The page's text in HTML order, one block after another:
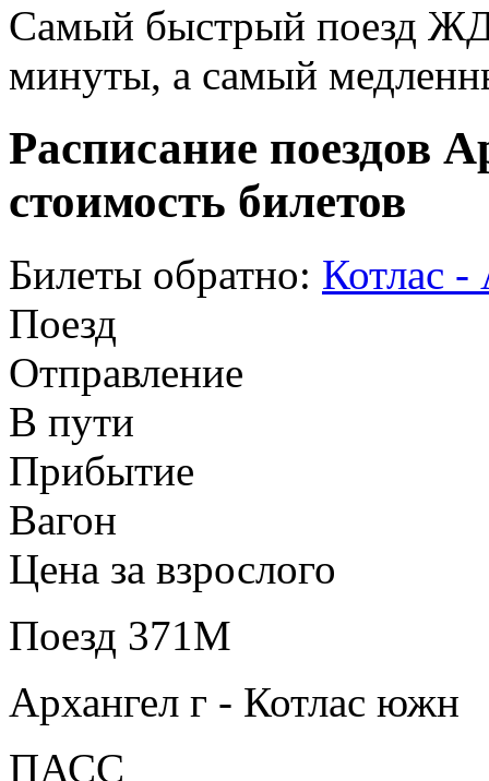
Самый быстрый поезд ЖД
минуты, а самый
Расписание поездов
стоимость билетов
Билеты обратно: Котлас -
Поезд
Отправление
В пути
Прибытие
Вагон
Цена за взрослого
Поезд 371М
Архангел г - Котлас южн
ПАСС